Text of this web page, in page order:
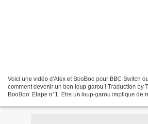
Voici une vidéo d'Alex et BooBoo pour BBC Switch
comment devenir un bon loup garou ! Traduction by
BooBoo: Etape n°1. Etre un loup-garou implique de